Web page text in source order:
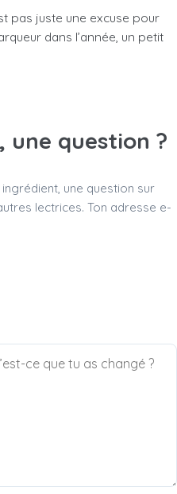
pas juste une excuse pour
dans l’année, un petit
une question ?
une question sur
lectrices. Ton adresse e-